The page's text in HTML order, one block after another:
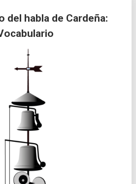
del habla de Cardeña: